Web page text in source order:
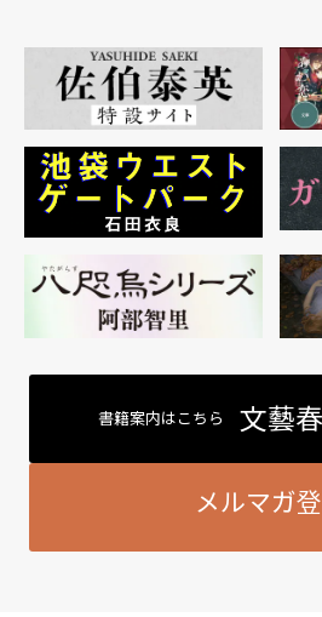
書籍案内はこちら 文藝
メルマガ